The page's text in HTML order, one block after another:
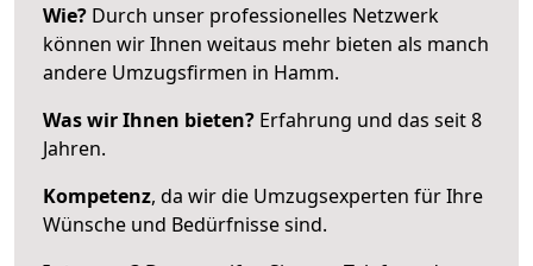
Wie? Durch unser professionelles Netzwerk
können wir Ihnen weitaus mehr bieten als manch
andere Umzugsfirmen in Hamm.
Was wir Ihnen bieten? Erfahrung und das seit 8
Jahren.
Kompetenz, da wir die Umzugsexperten für Ihre
Wünsche und Bedürfnisse sind.